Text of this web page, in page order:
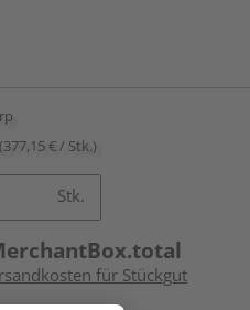
(377,15 € / Stk.)
Stk.
für Stückgut